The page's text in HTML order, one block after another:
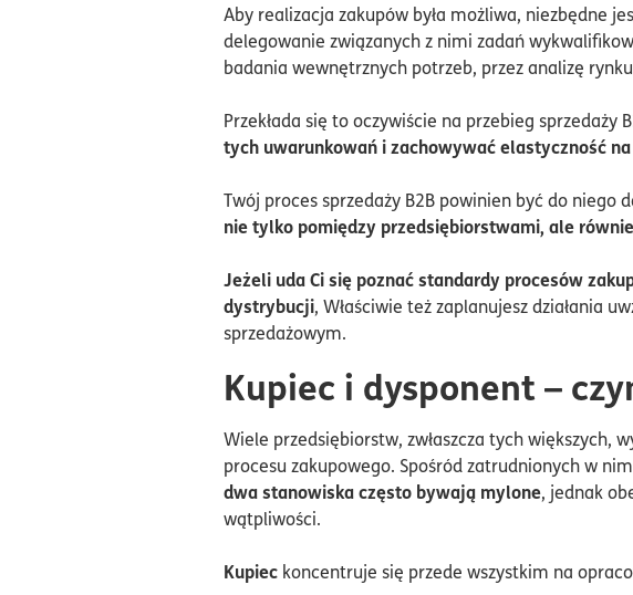
Aby realizacja zakupów była możliwa, niezbędne
delegowanie związanych z nimi zadań
badania wewnętrznych potrzeb, przez analizę
Przekłada się to oczywiście na przebieg sprzedaży
tych uwarunkowań i zachowywać elastyczność
Twój proces sprzedaży B2B powinien być do niego
nie tylko pomiędzy przedsiębiorstwami, ale
Jeżeli uda Ci się poznać standardy procesów
dystrybucji, Właściwie też zaplanujesz działania
sprzedażowym.
Kupiec i dysponent –
Wiele przedsiębiorstw, zwłaszcza tych większych,
procesu zakupowego. Spośród zatrudnionych w
dwa stanowiska często bywają mylone, jednak
wątpliwości.
Kupiec koncentruje się przede wszystkim na